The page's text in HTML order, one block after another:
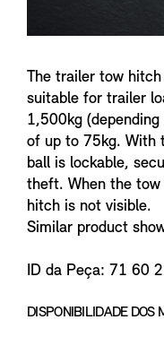
The trailer tow
suitable for trailer
1,500kg
of up to 75kg. With
ball is lockable,
theft. When the
hitch is not visible.
Similar product
ID da Peça: 71 60
DISPONIBILIDADE DOS